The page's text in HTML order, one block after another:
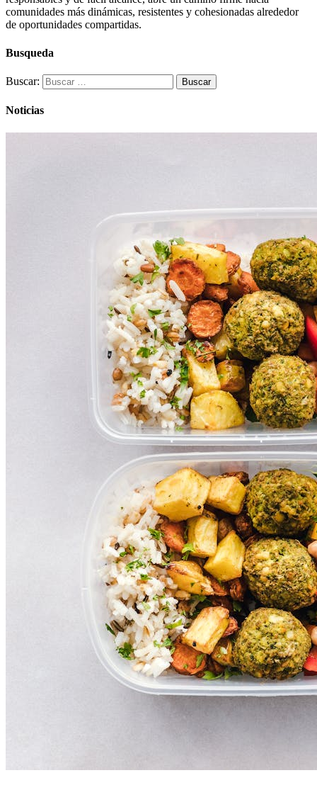
comunidades más dinámicas, resistentes y cohesionadas alrededor
de oportunidades compartidas.
Busqueda
Buscar:
Noticias